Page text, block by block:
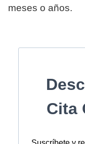
meses o años.